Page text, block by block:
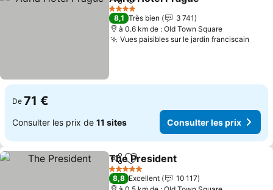
PartagerAjouter à mes favoris
4 Étoiles
8,1 Très bien
3 741
à 0.6 km de : Old Town Square
Vues paisibles sur le jardin franciscain
De 71 €
Consulter les prix de 11 sites Consulter les prix
PartagerAjouter à mes favoris
The President
5 Étoiles
8,8 Excellent
10 117